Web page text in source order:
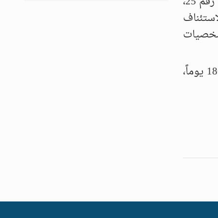
وتزامن ذلك مع إعلان وزارة الخارجية الأميركية عن تنازل رسمي عن عقوبات “قانون قيصر” لمدة 180 يوماً،